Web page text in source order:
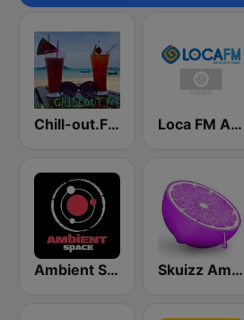
Chill-out.FM Loca FM Ambient
Ambient Space Radio Skuizz Ambient